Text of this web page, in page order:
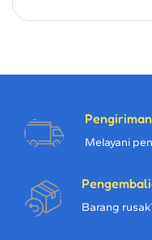
Melayani
Barang